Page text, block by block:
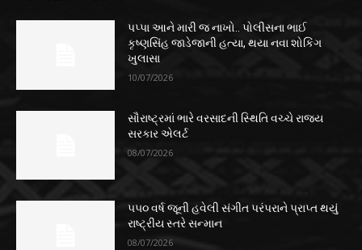
પપ્પા આને મારી જ નાખો.. પોલીસના ભાઈ
કૃષ્ણસિંહ જાડેજાની હત્યા, થયા નવા શોકિંગ
ખુલાસા
10/07/2026
સૌરાષ્ટ્રમાં ભારે વરસાદની સ્થિતિ વચ્ચે રાજ્ય
સરકાર એલર્ટ
08/07/2026
૫૫૦ વર્ષ જૂની હવેલી સંગીત પરંપરાને પ્રાપ્ત થયું
રાષ્ટ્રીય સ્તરે સન્માન
08/07/2026